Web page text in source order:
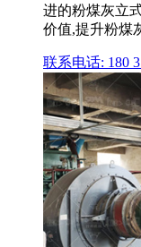
进的粉煤灰立
价值,提升粉煤
联系电话: 180